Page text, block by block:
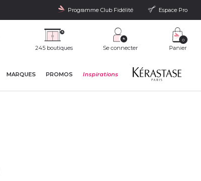
Programme Club Fidélité Espace Pro
245 boutiques Se connecter Panier
0
MARQUES PROMOS Inspirations